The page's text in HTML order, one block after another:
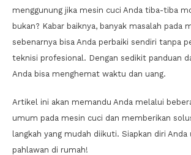
menggunung jika mesin cuci Anda tiba-tiba
bukan? Kabar baiknya, banyak masalah pada
sebenarnya bisa Anda perbaiki sendiri tanpa
teknisi profesional. Dengan sedikit panduan
Anda bisa menghemat waktu dan uang.
Artikel ini akan memandu Anda melalui
umum pada mesin cuci dan memberikan
langkah yang mudah diikuti. Siapkan diri
pahlawan di rumah!